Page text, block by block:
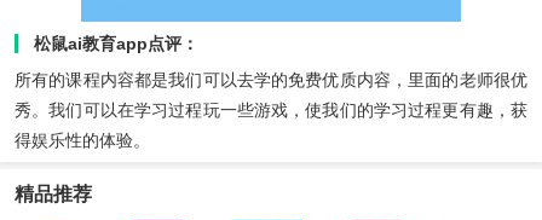
松鼠ai教育app点评：
所有的课程内容都是我们可以去学的免费优质内容，里面的老师很优
秀。我们可以在学习过程玩一些游戏，使我们的学习过程更有趣，获
得娱乐性的体验。
精品推荐